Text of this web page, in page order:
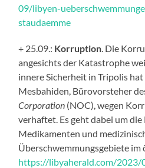
09/libyen-
staudaemme
+ 25.09.: Korruption . Die
angesichts der Katastrophe
innere Sicherheit in Tripolis
Mesbahiden, Bürovorsteher
Corporation (NOC), wegen
verhaftet. Es geht dabei um
Medikamenten und
Überschwemmungsgebiete im
https://libyaherald.com/